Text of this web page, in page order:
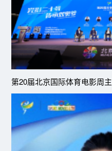
第20届北京国际体育电影周